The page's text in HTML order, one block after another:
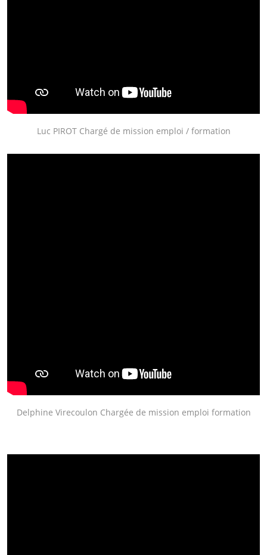
Luc PIROT Chargé de mission emploi / formation
Delphine Virecoulon Chargée de mission emploi formation